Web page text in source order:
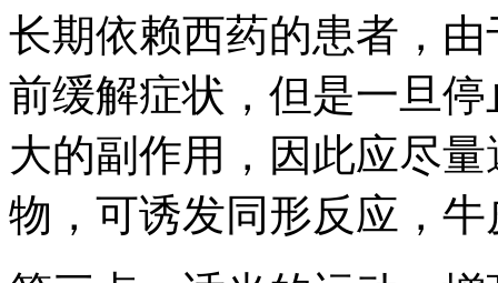
长期依赖西药的患者，
前缓解症状，但是一旦
大的副作用，因此应尽
物，可诱发同形反应，